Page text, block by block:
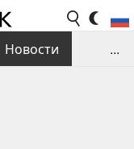
Новости
...